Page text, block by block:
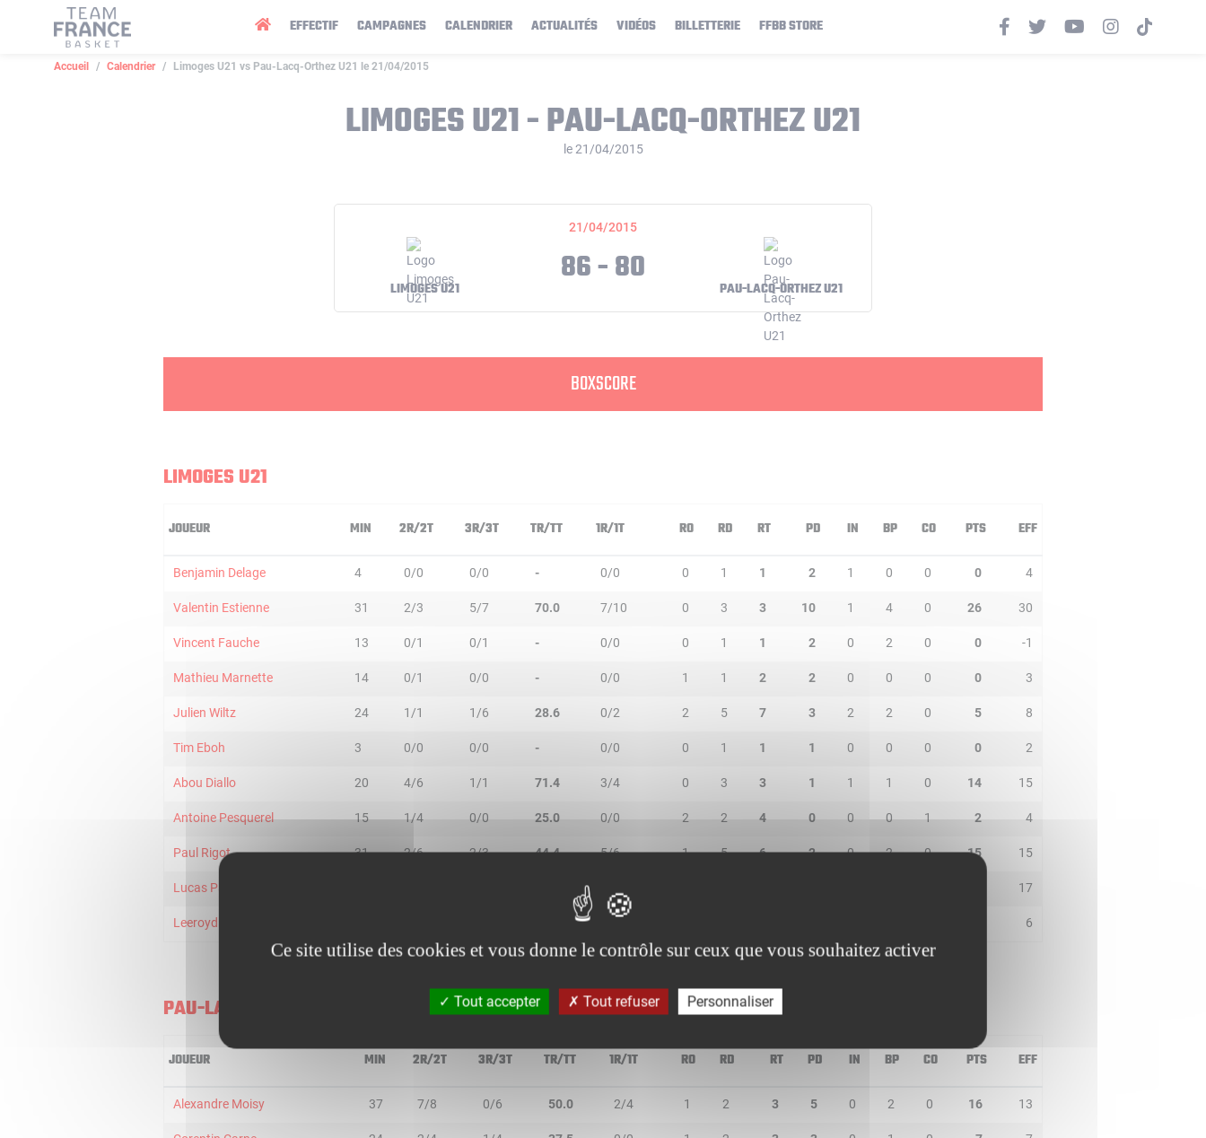
EFFECTIF CAMPAGNES CALENDRIER ACTUALITÉS VIDÉOS BILLETTERIE FFBB STORE
Accueil Calendrier Limoges U21 vs Pau-Lacq-Orthez U21 le 21/04/2015
LIMOGES U21 - PAU-LACQ-ORTHEZ U21
le 21/04/2015
21/04/2015
LIMOGES U21 86 - 80 PAU-LACQ-ORTHEZ U21
BOXSCORE
LIMOGES U21
JOUEUR MIN 2R/2T 3R/3T TR/TT 1R/1T RO RD RT PD IN BP CO PTS EFF
Benjamin Delage 4 0/0 0/0 - 0/0 0 1 1 2 1 0 0 0 4
Valentin Estienne 31 2/3 5/7 70.0 7/10 0 3 3 10 1 4 0 26 30
Vincent Fauche 13 0/1 0/1 - 0/0 0 1 1 2 0 2 0 0 -1
Mathieu Marnette 14 0/1 0/0 - 0/0 1 1 2 2 0 0 0 0 3
Julien Wiltz 24 1/1 1/6 28.6 0/2 2 5 7 3 2 2 0 5 8
Tim Eboh 3 0/0 0/0 - 0/0 0 1 1 1 0 0 0 0 2
Abou Diallo 20 4/6 1/1 71.4 3/4 0 3 3 1 1 1 0 14 15
Antoine Pesquerel 15 1/4 0/0 25.0 0/0 2 2 4 0 0 0 1 2 4
Paul Rigot 31 2/6 2/3 44.4 5/6 1 5 6 2 0 2 0 15 15
Lucas Paoletti 17
Leeroyd Konsa 6
PAU-LACQ-ORTHEZ U21
JOUEUR MIN 2R/2T 3R/3T TR/TT 1R/1T RO RD RT PD IN BP CO PTS EFF
Alexandre Moisy 37 7/8 0/6 50.0 2/4 1 2 3 5 0 2 0 16 13
Panneau de gestion des cookies
Ce site utilise des cookies et vous donne le contrôle sur ceux que vous souhaitez activer
Tout accepter Tout refuser Personnaliser